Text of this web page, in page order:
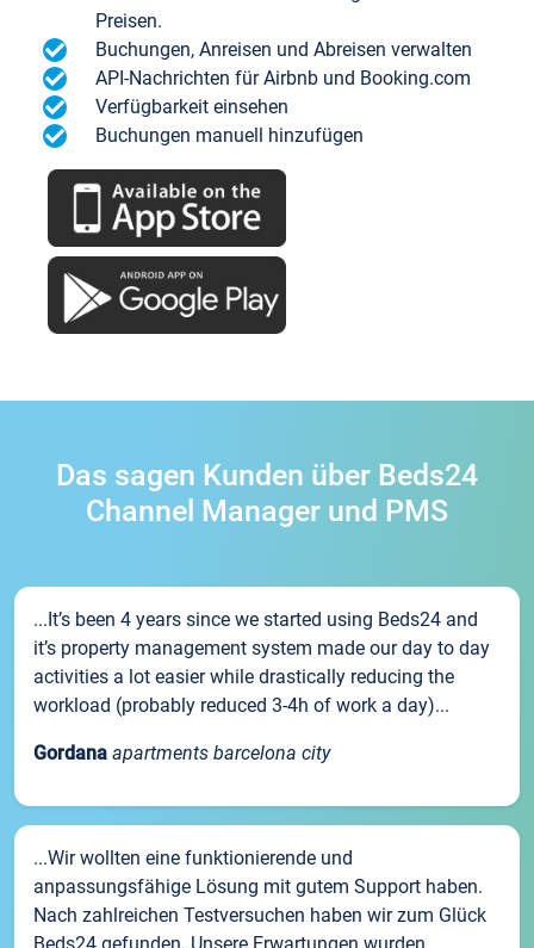
Preisen.
Buchungen, Anreisen und Abreisen verwalten
API-Nachrichten für Airbnb und Booking.com
Verfügbarkeit einsehen
Buchungen manuell hinzufügen
Das sagen Kunden über Beds24
Channel Manager und PMS
...It’s been 4 years since we started using Beds24 and
it’s property management system made our day to day
activities a lot easier while drastically reducing the
workload (probably reduced 3-4h of work a day)...
Gordana apartments barcelona city
...Wir wollten eine funktionierende und
anpassungsfähige Lösung mit gutem Support haben.
Nach zahlreichen Testversuchen haben wir zum Glück